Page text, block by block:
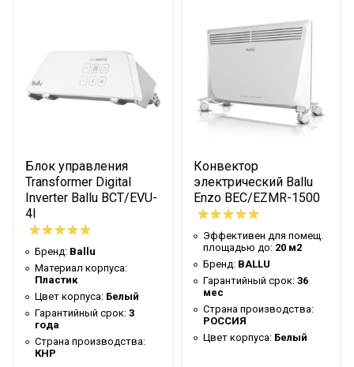
Белый
Потребительский класс
Макс. потребляемая
0.5 кВт
Количество режимов
нагрева
2
Класс
пылевлагозащищенности
IP24
Система самодиагностики
Нет
Защита от перегрева
Да
Аварийное отключение
при сильном наклоне или
Блок управления
Transformer Digital
Inverter Ballu BCT/EVU-
4I
Бренд: Ballu
Материал корпуса:
Пластик
Цвет корпуса: Белый
Гарантийный срок: 3
года
Страна производства:
КНР
Конвектор
электрический Ballu
Enzo BEC/EZMR-1500
Эффективен для помещ.
площадью до: 20 м2
Бренд: BALLU
Гарантийный срок: 36
мес
Страна производства:
РОССИЯ
Цвет корпуса: Белый